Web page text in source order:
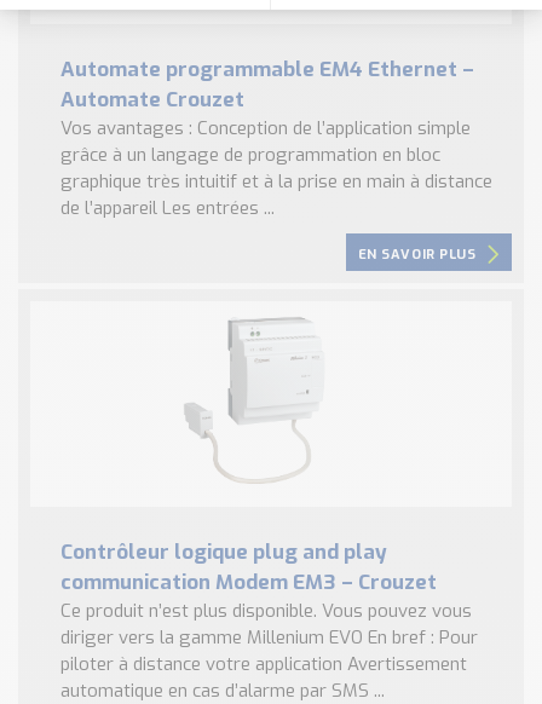
Automate programmable EM4 Ethernet –
Automate Crouzet
Vos avantages : Conception de l’application simple
grâce à un langage de programmation en bloc
graphique très intuitif et à la prise en main à distance
de l’appareil Les entrées ...
EN SAVOIR PLUS
Contrôleur logique plug and play
communication Modem EM3 – Crouzet
Ce produit n’est plus disponible. Vous pouvez vous
diriger vers la gamme Millenium EVO En bref : Pour
piloter à distance votre application Avertissement
automatique en cas d’alarme par SMS ...